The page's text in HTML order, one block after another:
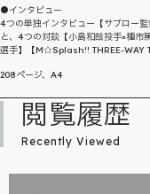
●インタビュー
4つの単独インタビュー【サブロー
と、4つの対談【小島和哉投手×種市
選手】【M☆Splash!! THREE-WAY
208ページ、A4
閲覧履歴
Recently Viewed